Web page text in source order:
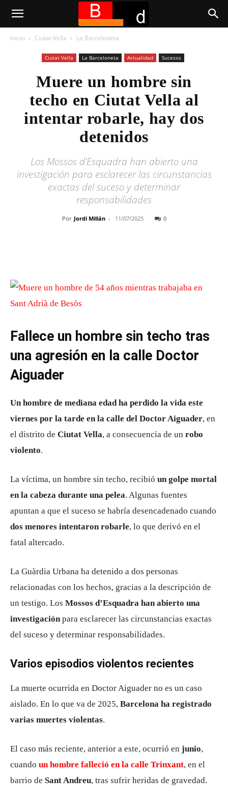
Inicio Ciutat Vella La Barceloneta
Ciutat Vella La Barceloneta Actualidad Sucesos
Muere un hombre sin
techo en Ciutat Vella al
intentar robarle, hay dos
detenidos
Los Mossos d’Esquadra han abierto una
investigación para esclarecer las circunstancias
exactas del suceso y determinar
responsabilidades
Por Jordi Millán - 11/07/2025 0
Fallece un hombre sin techo tras
una agresión en la calle Doctor
Aiguader
Un hombre de mediana edad ha perdido la vida este
viernes por la tarde en la calle del Doctor Aiguader, en
el distrito de Ciutat Vella, a consecuencia de un robo
violento.
La víctima, un hombre sin techo, recibió un golpe mortal
en la cabeza durante una pelea. Algunas fuentes
apuntan a que el suceso se habría desencadenado cuando
dos menores intentaron robarle, lo que derivó en el
fatal altercado.
La Guàrdia Urbana ha detenido a dos personas
relacionadas con los hechos, gracias a la descripción de
un testigo. Los Mossos d’Esquadra han abierto una
investigaciónpara esclarecer las circunstancias exactas
del suceso y determinar responsabilidades.
Varios episodios violentos recientes
La muerte ocurrida en Doctor Aiguader no es un caso
aislado. En lo que va de 2025, Barcelona ha registrado
varias muertes violentas.
El caso más reciente, anterior a este, ocurrió en junio,
cuando un hombre falleció en la calle Trinxant, en el
barrio de Sant Andreu, tras sufrir heridas de gravedad.